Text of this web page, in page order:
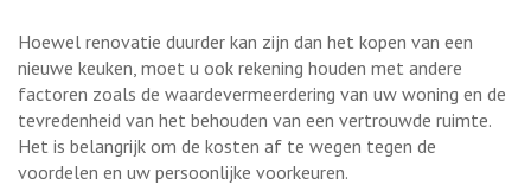
Hoewel renovatie duurder kan zijn dan het kopen van een
nieuwe keuken, moet u ook rekening houden met andere
factoren zoals de waardevermeerdering van uw woning en de
tevredenheid van het behouden van een vertrouwde ruimte.
Het is belangrijk om de kosten af te wegen tegen de
voordelen en uw persoonlijke voorkeuren.